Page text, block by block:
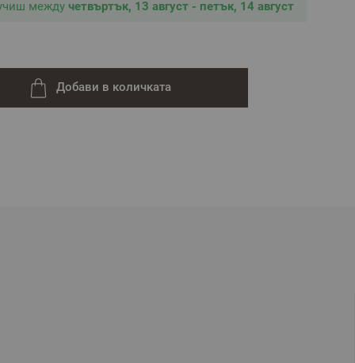
между четвъртък, 13 август - петък, 14 август
Добави в количката